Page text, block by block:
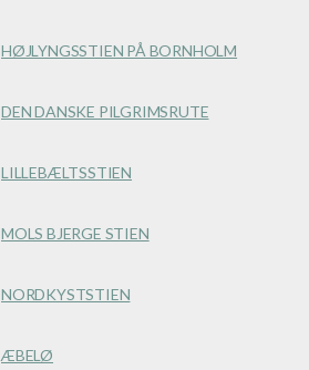
HØJLYNGSSTIEN PÅ BORNHOLM
DEN DANSKE PILGRIMSRUTE
LILLEBÆLTSSTIEN
MOLS BJERGE STIEN
NORDKYSTSTIEN
ÆBELØ